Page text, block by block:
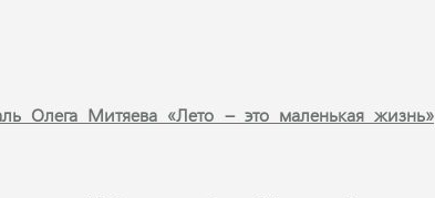
Олега Митяева «Лето – это маленькая жизнь»